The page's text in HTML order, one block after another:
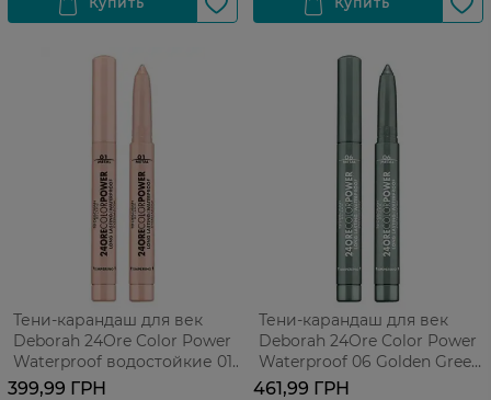
Тени-карандаш для век
Deborah 24Ore Color Power
Waterproof водостойкие 01
Champagne 1.4 г
399,99 ГРН
Тени-карандаш для век
Deborah 24Ore Color Power
Waterproof 06 Golden Green
1.4 г
461,99 ГРН